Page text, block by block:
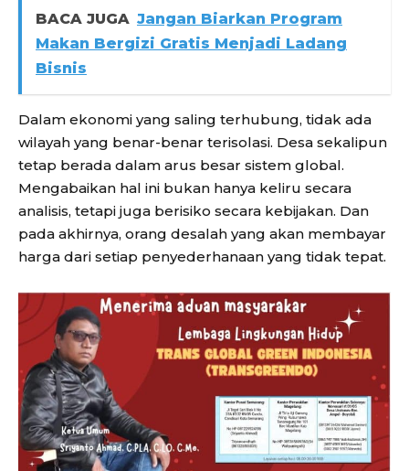
BACA JUGA Jangan Biarkan Program
Makan Bergizi Gratis Menjadi Ladang
Bisnis
Dalam ekonomi yang saling terhubung, tidak ada
wilayah yang benar-benar terisolasi. Desa sekalipun
tetap berada dalam arus besar sistem global.
Mengabaikan hal ini bukan hanya keliru secara
analisis, tetapi juga berisiko secara kebijakan. Dan
pada akhirnya, orang desalah yang akan membayar
harga dari setiap penyederhanaan yang tidak tepat.